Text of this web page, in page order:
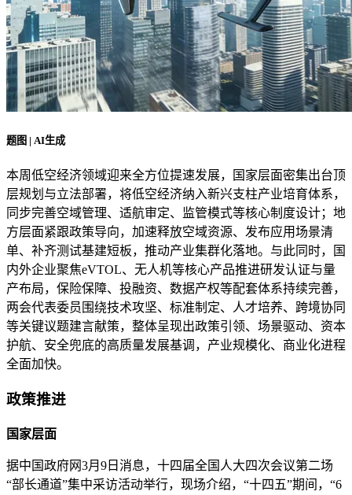
题图 | AI生成
本周低空经济领域迎来全方位提速发展，国家层面密集出台顶
层规划与立法部署，将低空经济纳入新兴支柱产业培育体系，
同步完善空域管理、适航审定、监管模式等核心制度设计；地
方层面紧跟政策导向，加速释放空域资源、发布应用场景清
单、补齐测试基建短板，推动产业集群化落地。与此同时，国
内外企业聚焦eVTOL、无人机等核心产品推进研发认证与量
产布局，保险保障、投融资、数据产权等配套体系持续完善，
两会代表委员围绕技术攻坚、标准制定、人才培养、跨境协同
等关键议题建言献策，整体呈现出政策引领、场景驱动、资本
护航、安全兜底的高质量发展基调，产业规模化、商业化进程
全面加快。
政策推进
国家层面
据中国政府网3月9日消息，十四届全国人大四次会议第二场
“部长通道”集中采访活动举行，现场介绍，“十四五”期间，“6